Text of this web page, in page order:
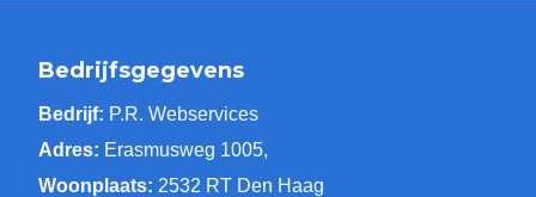
Bedrijfsgegevens
Bedrijf: P.R. Webservices
Adres: Erasmusweg 1005,
Woonplaats: 2532 RT Den Haag